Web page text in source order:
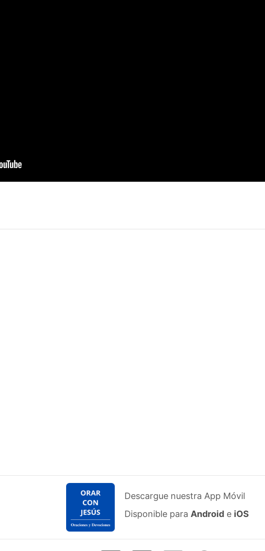
Descargue nuestra App Móvil
Disponible para Android e iOS